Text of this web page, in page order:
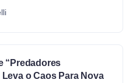
“Predadores
o Caos Para Nova